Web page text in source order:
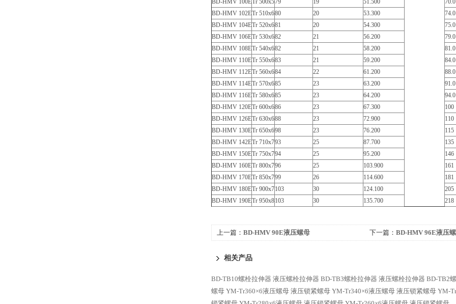
BD-HMV 100ETr 500x579 19 51.500
70.0
BD-HMV 102ETr 510x680 20 53.300
74.0
BD-HMV 104ETr 520x681 20 54.300
75.0
BD-HMV 106ETr 530x682 21 56.200
79.0
BD-HMV 108ETr 540x682 21 58.200
81.0
BD-HMV 110ETr 550x683 21 59.200
84.0
BD-HMV 112ETr 560x684 22 61.200
88.0
BD-HMV 114ETr 570x685 23 63.200
91.0
BD-HMV 116ETr 580x685 23 64.200
94.0
BD-HMV 120ETr 600x686 23 67.300
100
BD-HMV 126ETr 630x688 23 72.900
110
BD-HMV 130ETr 650x698 23 76.200
115
BD-HMV 142ETr 710x793 25 87.700
135
BD-HMV 150ETr 750x794 25 95.200
146
BD-HMV 160ETr 800x796 25 103.900
161
BD-HMV 170ETr 850x799 26 114.600
181
BD-HMV 180ETr 900x7103 30 124.100
205
BD-HMV 190ETr 950x8103 30 135.700 218
上一篇： BD-HMV 90E液压螺母 下一篇： BD-HMV 96E液压
相关产品
BD-TB10螺栓拉伸器 液压螺栓拉伸器 BD-TB3螺栓拉伸器 液压螺栓拉伸器 BD-TB2
螺母 YM-Tr360×6液压螺母 液压锁紧螺母 YM-Tr340×6液压螺母 液压锁紧螺母 YM-